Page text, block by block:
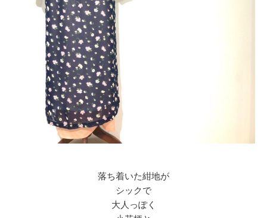
落ち着いた紺地が
シックで
大人っぽく